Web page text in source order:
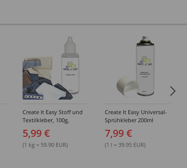
Create It Easy Stoff und
Textilkleber, 100g,
Kunststoffflasche mit
Maldüse
5,99 €
(1 kg = 59.90 EUR)
Create It Easy Universal-
Sprühkleber 200ml
(permanent)
7,99 €
(1 l = 39.95 EUR)